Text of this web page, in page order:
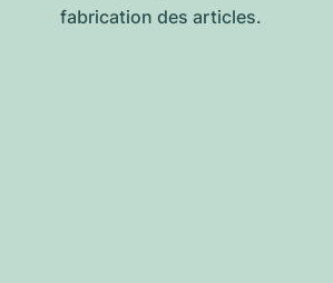
fabrication des articles.